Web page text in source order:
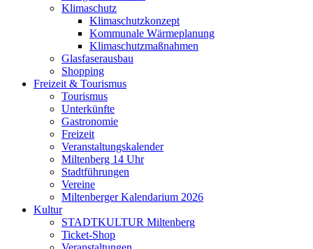
Klimaschutz
Klimaschutzkonzept
Kommunale Wärmeplanung
Klimaschutzmaßnahmen
Glasfaserausbau
Shopping
Freizeit & Tourismus
Tourismus
Unterkünfte
Gastronomie
Freizeit
Veranstaltungskalender
Miltenberg 14 Uhr
Stadtführungen
Vereine
Miltenberger Kalendarium 2026
Kultur
STADTKULTUR Miltenberg
Ticket-Shop